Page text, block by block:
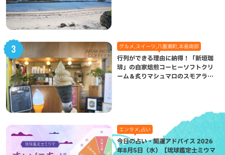
グルメ,スイーツ,八重瀬町,本島南部
行列ができる理由に納得！「新垣珈
琲」の自家焙煎コーヒーソフトクリ
ーム＆炙りマシュマロのスモアラテ
エンタメ,占い
今日の占い・開運アドバイス 2026
年8月5日（水）【琉球鑑定士ミウマ